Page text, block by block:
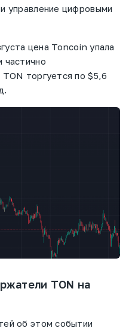
управление цифровыми
цена Toncoin упала
частично
TON торгуется по $5,6
TON на
об этом событии